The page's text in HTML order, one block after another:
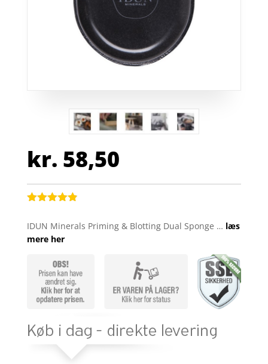
kr. 58,50
ud af 5
baseret på
IDUN Minerals Priming & Blotting Dual Sponge … læs
mere her